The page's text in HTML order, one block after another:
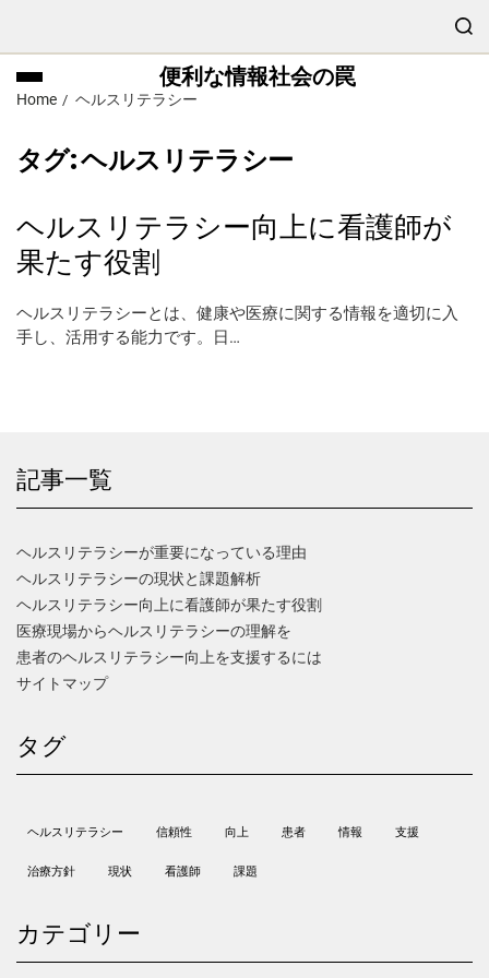
便利な情報社会の罠
Home ヘルスリテラシー
タグ:ヘルスリテラシー
ヘルスリテラシー向上に看護師が
果たす役割
ヘルスリテラシーとは、健康や医療に関する情報を適切に入
手し、活用する能力です。日…
記事一覧
ヘルスリテラシーが重要になっている理由
ヘルスリテラシーの現状と課題解析
ヘルスリテラシー向上に看護師が果たす役割
医療現場からヘルスリテラシーの理解を
患者のヘルスリテラシー向上を支援するには
サイトマップ
タグ
ヘルスリテラシー 信頼性 向上 患者 情報 支援
治療方針 現状 看護師 課題
カテゴリー